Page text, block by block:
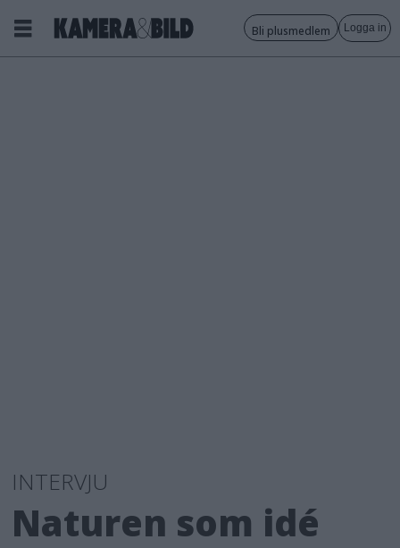
Bli plusmedlem Logga in
INTERVJU
Naturen som idé